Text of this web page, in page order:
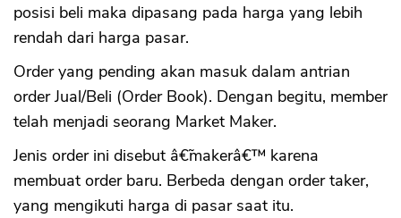
posisi beli maka dipasang pada harga yang lebih
rendah dari harga pasar.
Order yang pending akan masuk dalam antrian
order Jual/Beli (Order Book). Dengan begitu, member
telah menjadi seorang Market Maker.
Jenis order ini disebut â€˜makerâ€™ karena
membuat order baru. Berbeda dengan order taker,
yang mengikuti harga di pasar saat itu.